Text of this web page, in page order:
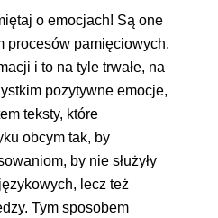
o emocjach! Są one
procesów pamięciowych,
i to na tyle trwałe, na
pozytywne emocje,
teksty, które
obcym tak, by
by nie służyły
lecz też
Tym sposobem